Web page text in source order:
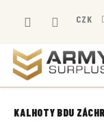
CZK
KALHOTY BDU